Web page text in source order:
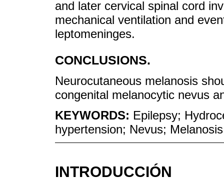
and later cervical spinal cord
mechanical ventilation and
leptomeninges.
CONCLUSIONS.
Neurocutaneous melanosis
congenital melanocytic nevus
KEYWORDS: Epilepsy;
hypertension; Nevus;
INTRODUCCIÓN